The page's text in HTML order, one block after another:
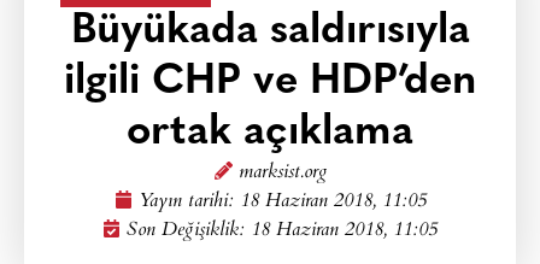
Büyükada saldırısıyla
ilgili CHP ve HDP’den
ortak açıklama
marksist.org
Yayın tarihi: 18 Haziran 2018, 11:05
Son Değişiklik: 18 Haziran 2018, 11:05